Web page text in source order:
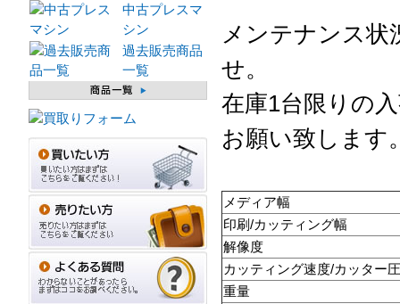
メンテナンス
せ。
在庫1台限りの
お願い致します
メディア幅
印刷/カッティング幅
解像度
カッティング速度/カッター圧
重量
中古プレスマ
シン
過去販売商品
一覧